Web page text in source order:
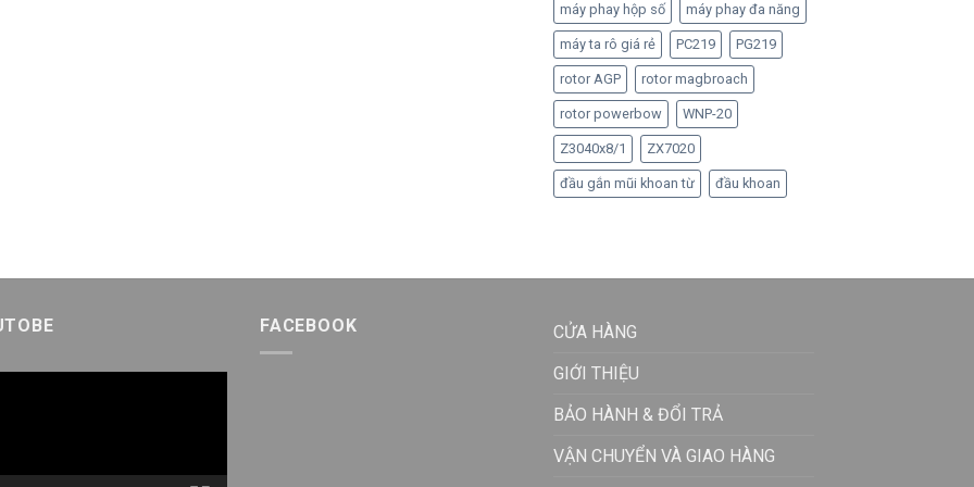
máy phay hộp số máy phay đa năng
máy ta rô giá rẻ PC219 PG219
rotor AGP rotor magbroach
rotor powerbow WNP-20
Z3040x8/1 ZX7020
đầu gắn mũi khoan từ đầu khoan
FACEBOOK
CỬA HÀNG
GIỚI THIỆU
BẢO HÀNH & ĐỔI TRẢ
VẬN CHUYỂN VÀ GIAO HÀNG